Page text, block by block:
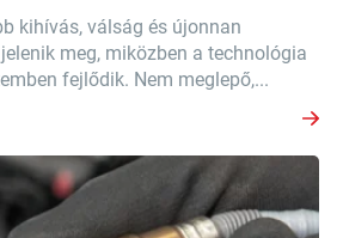
kihívás, válság és újonnan
meg, miközben a technológia
fejlődik. Nem meglepő,...